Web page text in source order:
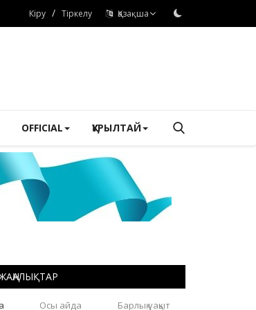
Кіру / Тіркелу Қазақша
OFFICIAL ҚҰРЫЛТАЙ
Осы айда Барлық уақыт